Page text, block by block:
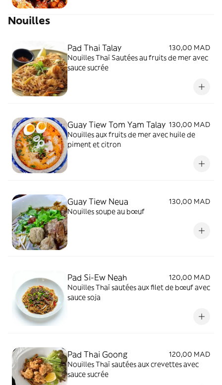
Nouilles
Pad Thai Talay
130,00 MAD
Nouilles Thaï Sautées au fruits de mer avec
sauce sucrée
Guay Tiew Tom Yam Talay 130,00 MAD
Nouilles aux fruits de mer avec huile de
piment et citron
Guay Tiew Neua
130,00 MAD
Nouilles soupe au bœuf
Pad Si-Ew Neah
120,00 MAD
Nouilles Thaï sautées aux filet de bœuf avec
sauce soja
Pad Thai Goong
120,00 MAD
Nouilles Thaï sautées aux crevettes avec
sauce sucrée